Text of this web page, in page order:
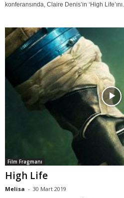
konferansında, Claire Denis’in ‘High Life’ını...
Film Fragmanı
High Life
Melisa - 30 Mart 2019